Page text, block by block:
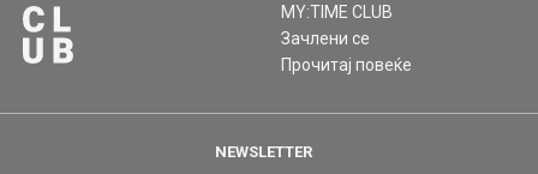
MY:TIME CLUB
Зачлени се
Прочитај повеќе
NEWSLETTER